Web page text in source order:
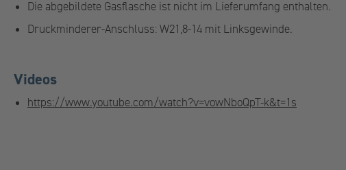
Die abgebildete Gasflasche ist nicht im Lieferumfang enthalten.
Druckminderer-Anschluss: W21,8-14 mit Linksgewinde.
Videos
https://www.youtube.com/watch?v=vowNboQpT-k&t=1s